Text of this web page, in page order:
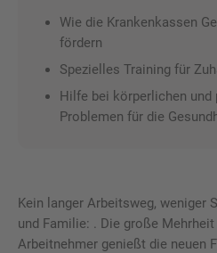
Wie die Krankenkassen
fördern
Spezielles Training für
Hilfe bei körperlichen und
Problemen für die
Kein langer Arbeitsweg, weniger
und Familie: . Die große
Arbeitnehmer genießt die neuen